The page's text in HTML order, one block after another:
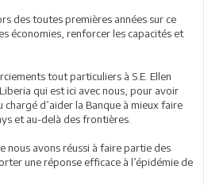
des toutes premières années sur ce
économies, renforcer les capacités et
tout particuliers à S.E. Ellen
qui est ici avec nous, pour avoir
chargé d’aider la Banque à mieux faire
et au-delà des frontières.
nous avons réussi à faire partie des
une réponse efficace à l’épidémie de